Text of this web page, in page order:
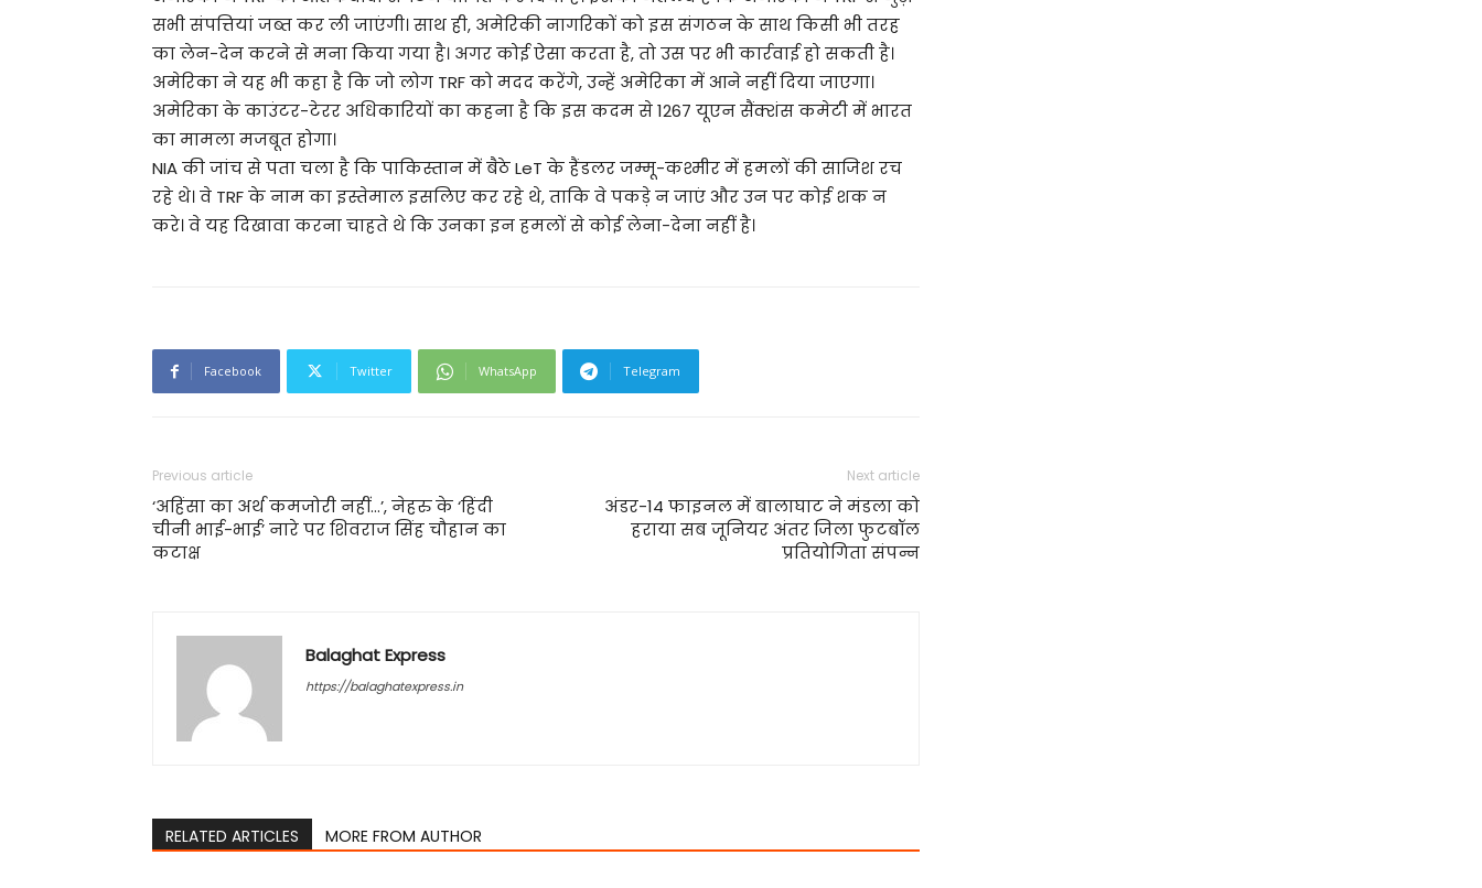
सभी संपत्तियां जब्त कर ली जाएंगी। साथ ही, अमेरिकी नागरिकों को इस संगठन के साथ किसी भी तरह
का लेन-देन करने से मना किया गया है। अगर कोई ऐसा करता है, तो उस पर भी कार्रवाई हो सकती है।
अमेरिका ने यह भी कहा है कि जो लोग TRF को मदद करेंगे, उन्हें अमेरिका में आने नहीं दिया जाएगा।
अमेरिका के काउंटर-टेरर अधिकारियों का कहना है कि इस कदम से 1267 यूएन सैंक्शंस कमेटी में भारत
का मामला मजबूत होगा।
NIA की जांच से पता चला है कि पाकिस्तान में बैठे LeT के हैंडलर जम्मू-कश्मीर में हमलों की साजिश रच
रहे थे। वे TRF के नाम का इस्तेमाल इसलिए कर रहे थे, ताकि वे पकड़े न जाएं और उन पर कोई शक न
करे। वे यह दिखावा करना चाहते थे कि उनका इन हमलों से कोई लेना-देना नहीं है।
Facebook Twitter WhatsApp Telegram
Previous article
‘अहिंसा का अर्थ कमजोरी नहीं…’, नेहरु के ‘हिंदी
चीनी भाई-भाई’ नारे पर शिवराज सिंह चौहान का
कटाक्ष
Next article
अंडर-14 फाइनल में बालाघाट ने मंडला को
हराया सब जूनियर अंतर जिला फुटबॉल
प्रतियोगिता संपन्न
Balaghat Express
https://balaghatexpress.in
RELATED ARTICLES MORE FROM AUTHOR